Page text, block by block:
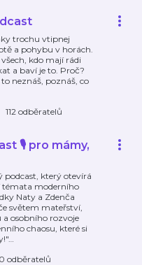
trochu vtipnej
a pohybu v horách.
kdo mají rádi
a baví je to. Proč?
neznáš, poznáš, co
112 odběratelů
🎙️ pro mámy,
který otevírá
témata moderního
Naty a Zdenča
světem mateřství,
osobního rozvoje
chaosu, které si
…
0 odběratelů